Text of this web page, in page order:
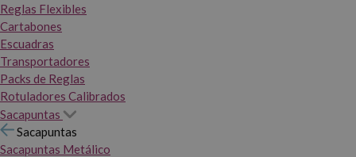
Reglas Flexibles
Cartabones
Escuadras
Transportadores
Packs de Reglas
Rotuladores Calibrados
Sacapuntas
Sacapuntas
Sacapuntas Metálico